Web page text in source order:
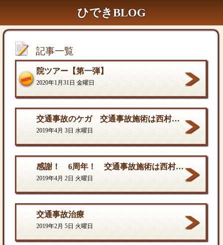
ひできBLOG
記事一覧
院ツアー【第一弾】
2020年1月31日 金曜日
交通事故のケガ 交通事故施術は西村ひでき接骨院
2019年4月 3日 水曜日
感謝！ 6周年！ 交通事故施術は西村ひでき接骨院
2019年4月 2日 火曜日
交通事故治療
2019年2月 5日 火曜日